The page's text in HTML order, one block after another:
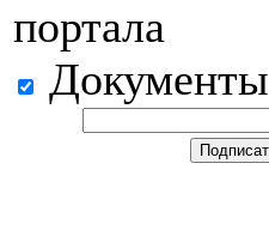
портала
Документы